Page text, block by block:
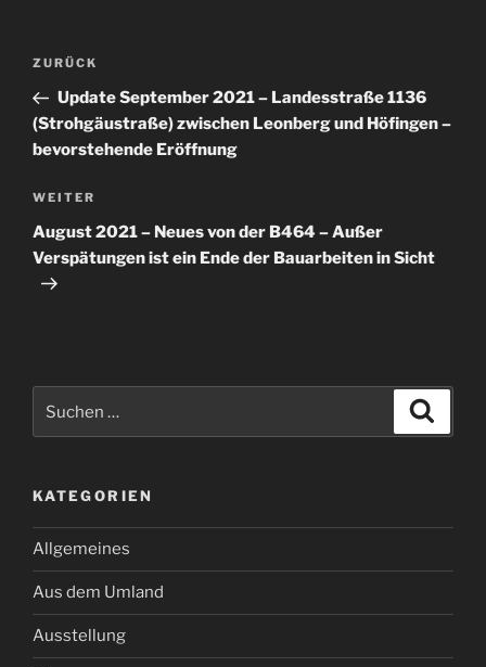
Beitragsnavigation
Vorheriger
Beitrag
ZURÜCK
Update September 2021 – Landesstraße 1136
(Strohgäustraße) zwischen Leonberg und Höfingen –
bevorstehende Eröffnung
Nächster
Beitrag
WEITER
August 2021 – Neues von der B464 – Außer
Verspätungen ist ein Ende der Bauarbeiten in Sicht
nach:
KATEGORIEN
Allgemeines
Aus dem Umland
Ausstellung